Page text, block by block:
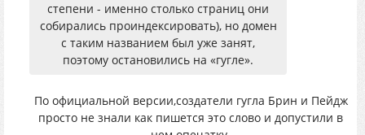
степени - именно столько страниц они
собирались проиндексировать), но домен
с таким названием был уже занят,
поэтому остановились на «гугле».
По официальной версии,создатели гугла Брин и Пейдж
просто не знали как пишется это слово и допустили в